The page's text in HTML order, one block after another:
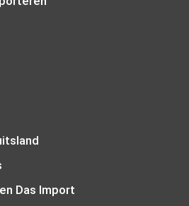
Das Import